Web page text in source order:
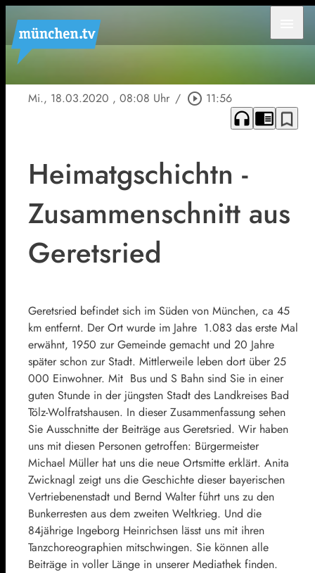
Mi., 18.03.2020 , 08:08 Uhr / play_circle_outline 11:56
headphones chrome_reader_mode bookmark_border
Heimatgschichtn -
Zusammenschnitt aus
Geretsried
Geretsried befindet sich im Süden von München, ca 45
km entfernt. Der Ort wurde im Jahre 1.083 das erste Mal
erwähnt, 1950 zur Gemeinde gemacht und 20 Jahre
später schon zur Stadt. Mittlerweile leben dort über 25
000 Einwohner. Mit Bus und S Bahn sind Sie in einer
guten Stunde in der jüngsten Stadt des Landkreises Bad
Tölz-Wolfratshausen. In dieser Zusammenfassung sehen
Sie Ausschnitte der Beiträge aus Geretsried. Wir haben
uns mit diesen Personen getroffen: Bürgermeister
Michael Müller hat uns die neue Ortsmitte erklärt. Anita
Zwicknagl zeigt uns die Geschichte dieser bayerischen
Vertriebenenstadt und Bernd Walter führt uns zu den
Bunkerresten aus dem zweiten Weltkrieg. Und die
84jährige Ingeborg Heinrichsen lässt uns mit ihren
Tanzchoreographien mitschwingen. Sie können alle
Beiträge in voller Länge in unserer Mediathek finden.